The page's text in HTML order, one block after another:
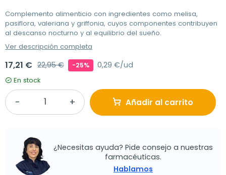
Complemento alimenticio con ingredientes como melisa,
pasiflora, valeriana y griffonia, cuyos componentes contribuyen
al descanso nocturno y al equilibrio del sueño.
Ver descripción completa
17,21 € 22,95 € -25% 0,29 €/ud
En stock
Añadir al carrito
¿Necesitas ayuda? Pide consejo a nuestras
farmacéuticas.
Hablamos